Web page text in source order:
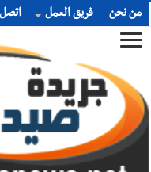
من نحن فريق العمل اتصل